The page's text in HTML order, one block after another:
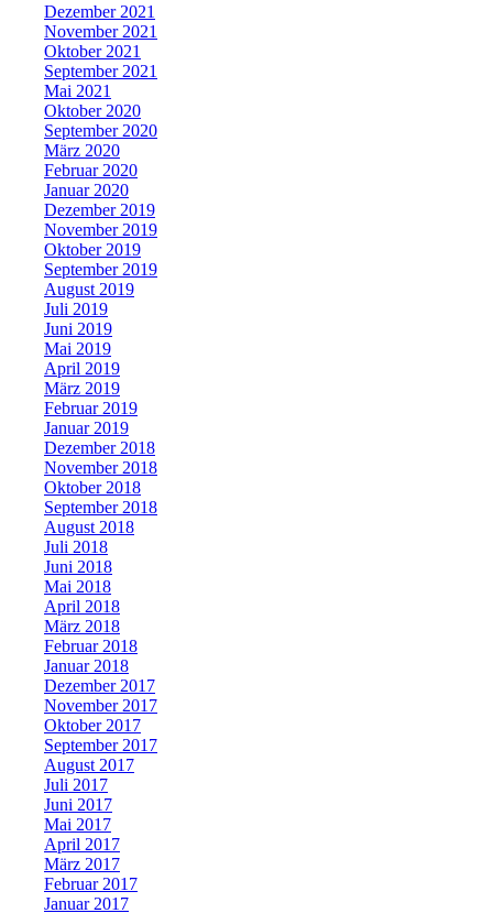
Dezember 2021
November 2021
Oktober 2021
September 2021
Mai 2021
Oktober 2020
September 2020
März 2020
Februar 2020
Januar 2020
Dezember 2019
November 2019
Oktober 2019
September 2019
August 2019
Juli 2019
Juni 2019
Mai 2019
April 2019
März 2019
Februar 2019
Januar 2019
Dezember 2018
November 2018
Oktober 2018
September 2018
August 2018
Juli 2018
Juni 2018
Mai 2018
April 2018
März 2018
Februar 2018
Januar 2018
Dezember 2017
November 2017
Oktober 2017
September 2017
August 2017
Juli 2017
Juni 2017
Mai 2017
April 2017
März 2017
Februar 2017
Januar 2017